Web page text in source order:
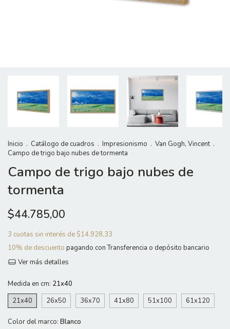
Inicio . Catálogo de cuadros . Impresionismo . Van Gogh, Vincent .
Campo de trigo bajo nubes de tormenta
Campo de trigo bajo nubes de
tormenta
$44.785,00
3 cuotas sin interés de $14.928,33
10% de descuento pagando con Transferencia o depósito bancario
Ver más detalles
Medida en cm: 21x40
21x40
26x50 36x70 41x80 51x100 61x120
Color del marco: Blanco